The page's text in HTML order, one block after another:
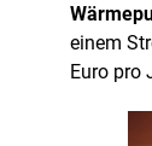
einem
Euro pro